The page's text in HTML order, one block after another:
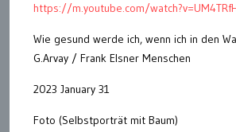
https://m.youtube.com/
Wie gesund werde ich, wenn ich in den
G.Arvay / Frank Elsner Menschen
2023 January 31
Foto (Selbstporträt mit Baum)